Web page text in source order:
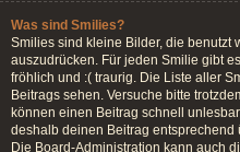
Was sind Smilies?
Smilies sind kleine Bilder, die benutzt
auszudrücken. Für jeden Smilie gibt
fröhlich und :( traurig. Die Liste aller
Beitrags sehen. Versuche bitte
können einen Beitrag schnell
deshalb deinen Beitrag
Die Board-Administration kann auch